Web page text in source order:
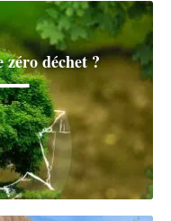
déchet ?